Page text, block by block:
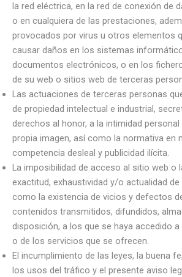
la red eléctrica, en la red de conexión de
o en cualquiera de las prestaciones,
provocados por virus u otros elementos
causar daños en los sistemas
documentos electrónicos, o en los
de su web o sitios web de terceras
Las actuaciones de terceras personas
de propiedad intelectual e industrial,
derechos al honor, a la intimidad
propia imagen, así como la normativa en
competencia desleal y publicidad ilícita.
La imposibilidad de acceso al sitio web o
exactitud, exhaustividad y/o actualidad
como la existencia de vicios y defectos
contenidos transmitidos, difundidos,
disposición, a los que se haya accedido
o de los servicios que se ofrecen.
El incumplimiento de las leyes, la buena
los usos del tráfico y el presente aviso